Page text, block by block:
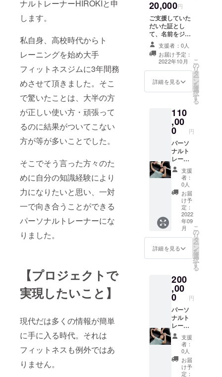
ナルトレーナーHIROKIと申
します。
私自身、高校時代からト
レーニングを始め大手
フィットネスジムに3年間務
めさせて頂きました。そこ
で驚いたことは、大半の方
が正しい使い方・頑張って
るのに結果がついてこない
方が等が多いことでした。
そこでそう言った方々のた
めに自分の知識経験により
力になりたいと思い、一対
一で向き合うことができる
パーソナルトレーナーにな
りました。
【プロジェクトで
実現したいこと】
現代だは多くの情報が簡単
に手に入る時代。それは
フィットネスも例外ではあ
りません。
20,000円
ご支援していた
だいた証とし
て、名前をジム
内の壁紙に文字
のみを掲載いた
します。 文字の
大きさは2号で
す。 場所は愛知
県江南市ジム内
です。 掲載を希
たします。 記載
がない場合は、
キャンプファイ
ヤーに記載され
ている名前を使
用いたします。
掲載期間 2022
年10月1日〜
2023年10月1日
支援者：0人
お届け予定：
2022年10月
詳細を見る
こ
の
リ
タ
ー
ン
を
選
択
す
る
110
,00
0 円
パーソ
ナルト
レーニ
ング・1
回50
分・週2
回の
２ヶ月
間ご利
用でき
ます。
場所は
愛知県
江南市
です。
感謝の
を込め
たお礼
のメー
ルを送
らさせ
て頂き
ます。
有効期
限2022
年9月1
日〜
2023年
9月1日
支援
者：
0人
お届
け予
定：
2022
年09
月
詳細を見る
こ
の
リ
タ
ー
ン
を
選
択
す
る
200
,00
0 円
パーソ
ナルト
レーニ
ング・1
回50
分・週2
回・
４ヶ月
ご利用
支援
者：
0人
お届
け予
定：